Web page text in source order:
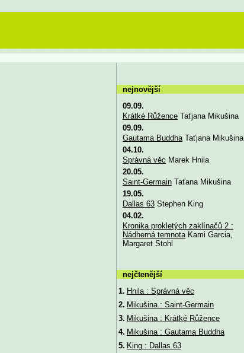
nejnovější
09.09.
Krátké RůženceTaťjana Mikušina
09.09.
Gautama BuddhaTaťjana Mikušina
04.10.
Správná věc Marek Hnila
20.05.
Saint-GermainTaťana Mikušina
19.05.
Dallas 63Stephen King
04.02.
Kronika prokletých zaklínačů 2 :
Nádherná temnotaKami Garcia,
Margaret Stohl
nejčtenější
1. Hnila : Správná věc
2. Mikušina : Saint-Germain
3. Mikušina : Krátké Růžence
4. Mikušina : Gautama Buddha
5. King : Dallas 63